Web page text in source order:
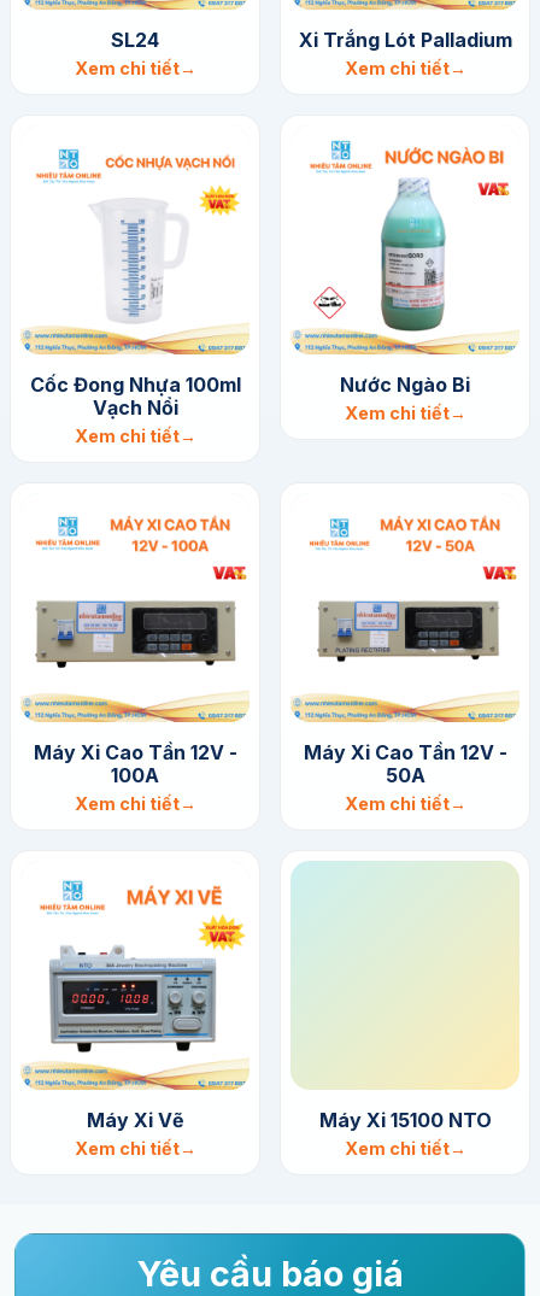
SL24
Xem chi tiết
Xi Trắng Lót Palladium
Xem chi tiết
Cốc Đong Nhựa 100ml
Vạch Nổi
Xem chi tiết
​Nước Ngào Bi
Xem chi tiết
Máy Xi Cao Tần 12V -
100A
Xem chi tiết
Máy Xi Cao Tần 12V -
50A
Xem chi tiết
Máy Xi Vẽ
Xem chi tiết
Máy Xi 15100 NTO
Xem chi tiết
Yêu cầu báo giá